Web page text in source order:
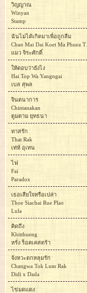
วิญญาณ
Winyan
Stamp
ฉันไม่ได้เกิดมาเพื่อถูกลืม
Chan Mai Dai Koet Ma Phuea Thuk Luem
แมว จิระศักดิ์
ให้ตอบว่ายังไง
Hai Top Wa Yangngai
เบล สุพล
จินตนาการ
Chintanakan
ตูมตาม ยุทธนา
ทาสรัก
That Rak
เท่ห์ อุเทน
ไฟ
Fai
Paradox
เธอเสียใจหรือเปล่า
Thoe Siachai Rue Plao
Lula
คิดถึง
Khitthueng
หรั่ง ร็อคเคสตร้า
จังหวะตกหลุมรัก
Changwa Tok Lum Rak
Didi x Dada
ไข่มดแดง